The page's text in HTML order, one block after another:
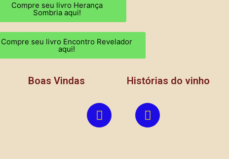
Compre seu livro Herança
Sombria aqui!
Compre seu livro Encontro Revelador
aqui!
Boas Vindas Histórias do vinho